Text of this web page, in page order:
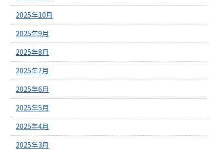
2025年10月
2025年9月
2025年8月
2025年7月
2025年6月
2025年5月
2025年4月
2025年3月